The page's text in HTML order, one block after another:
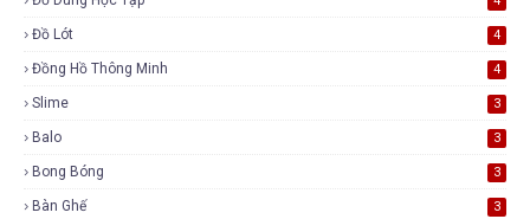
Đồ Lót 4
Đồng Hồ Thông Minh 4
Slime 3
Balo 3
Bong Bóng 3
Bàn Ghế 3